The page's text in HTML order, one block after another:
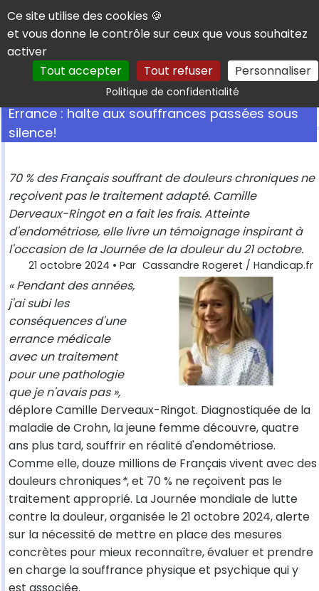
Panneau de gestion des cookies
Ce site utilise des cookies 🍪
et vous donne le contrôle sur ceux que vous souhaitez
activer
Tout accepter
Tout refuser Personnaliser
Politique de confidentialitéRechercher
Errance : halte aux souffrances passées sous
silence!
70 % des Français souffrant de douleurs chroniques ne
reçoivent pas le traitement adapté. Camille
Derveaux-Ringot en a fait les frais. Atteinte
d'endométriose, elle livre un témoignage inspirant à
l'occasion de la Journée de la douleur du 21 octobre.
21 octobre 2024 • Par Cassandre Rogeret / Handicap.fr
« Pendant des années,
j'ai subi les
conséquences d'une
errance médicale
avec un traitement
pour une pathologie
que je n'avais pas »,
déplore Camille Derveaux-Ringot. Diagnostiquée de la
maladie de Crohn, la jeune femme découvre, quatre
ans plus tard, souffrir en réalité d'endométriose.
Comme elle, douze millions de Français vivent avec des
douleurs chroniques*, et 70 % ne reçoivent pas le
traitement approprié. La Journée mondiale de lutte
contre la douleur, organisée le 21 octobre 2024, alerte
sur la nécessité de mettre en place des mesures
concrètes pour mieux reconnaître, évaluer et prendre
en charge la souffrance physique et psychique qui y